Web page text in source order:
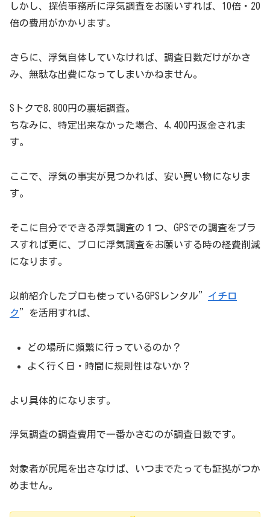
しかし、探偵事務所に浮気調査をお願いすれば、10倍・20
倍の費用がかかります。
さらに、浮気自体していなければ、調査日数だけがかさ
み、無駄な出費になってしまいかねません。
Sトクで8,800円の裏垢調査。
ちなみに、特定出来なかった場合、4,400円返金されま
す。
ここで、浮気の事実が見つかれば、安い買い物になりま
す。
そこに自分でできる浮気調査の１つ、GPSでの調査をプラ
スすれば更に、プロに浮気調査をお願いする時の経費削減
になります。
以前紹介したプロも使っているGPSレンタル” イチロ
ク”を活用すれば、
どの場所に頻繁に行っているのか？
よく行く日・時間に規則性はないか？
より具体的になります。
浮気調査の調査費用で一番かさむのが調査日数です。
対象者が尻尾を出さなけば、いつまでたっても証拠がつか
めません。